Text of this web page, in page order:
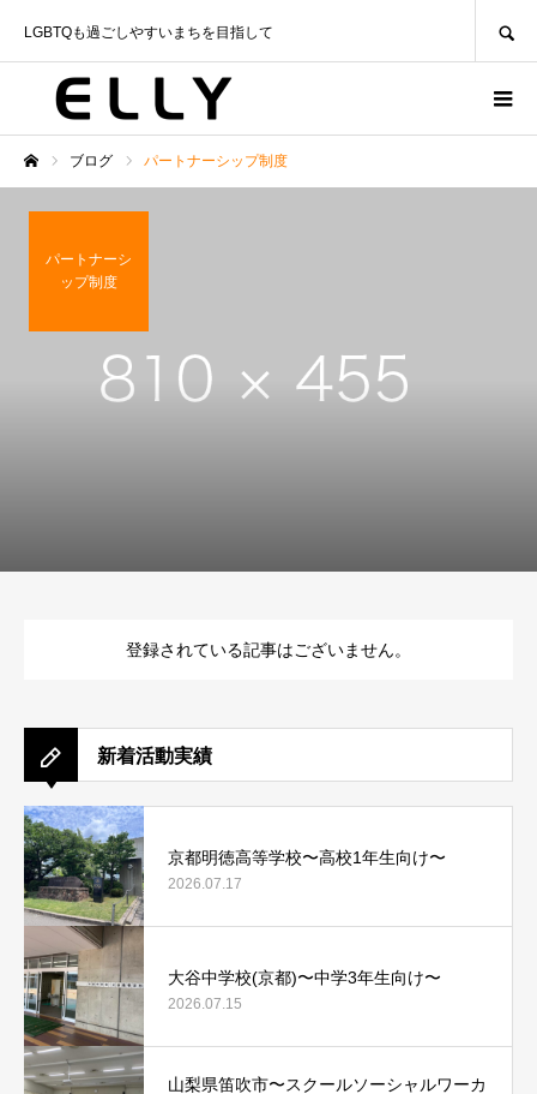
LGBTQも過ごしやすいまちを目指して
ブログ パートナーシップ制度
パートナーシ
ップ制度
登録されている記事はございません。
新着活動実績
京都明徳高等学校〜高校1年生向け〜
2026.07.17
大谷中学校(京都)〜中学3年生向け〜
2026.07.15
山梨県笛吹市〜スクールソーシャルワーカ